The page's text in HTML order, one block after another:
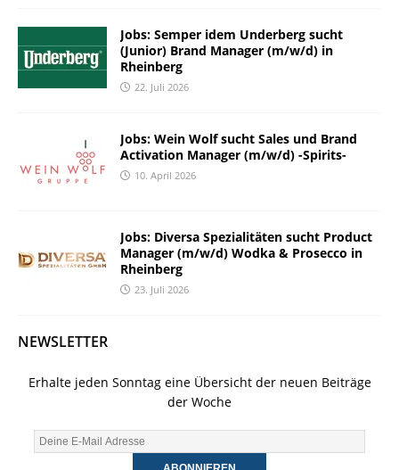
Jobs: Semper idem Underberg sucht
(Junior) Brand Manager (m/w/d) in
Rheinberg
22. Juli 2026
Jobs: Wein Wolf sucht Sales und Brand
Activation Manager (m/w/d) -Spirits-
10. April 2026
Jobs: Diversa Spezialitäten sucht Product
Manager (m/w/d) Wodka & Prosecco in
Rheinberg
23. Juli 2026
NEWSLETTER
Erhalte jeden Sonntag eine Übersicht der neuen Beiträge
der Woche